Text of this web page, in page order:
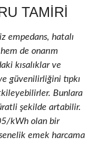
TAMIRI
empedans, hatalı
de onarım
kısalıklar ve
güvenilirliğini tıpkı
Bunlara
şekilde artabilir.
kWh olan bir
emek harcama